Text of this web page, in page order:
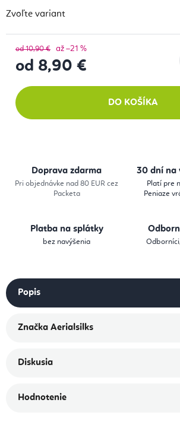
Zvoľte variant
od 10,90 € až –21 %
od 8,90 €
DO KOŠÍKA
Doprava zdarma
Pri objednávke nad 80 EUR cez
Packeta
30 dní na
Platí pre
Peniaze
Platba na splátky
bez navýšenia
Popis
Značka Aerialsilks
Diskusia
Hodnotenie